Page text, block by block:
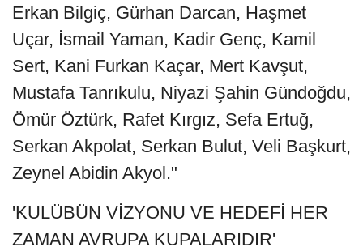
Erkan Bilgiç, Gürhan Darcan, Haşmet
Uçar, İsmail Yaman, Kadir Genç, Kamil
Sert, Kani Furkan Kaçar, Mert Kavşut,
Mustafa Tanrıkulu, Niyazi Şahin Gündoğdu,
Ömür Öztürk, Rafet Kırgız, Sefa Ertuğ,
Serkan Akpolat, Serkan Bulut, Veli Başkurt,
Zeynel Abidin Akyol."
'KULÜBÜN VİZYONU VE HEDEFİ HER
ZAMAN AVRUPA KUPALARIDIR'